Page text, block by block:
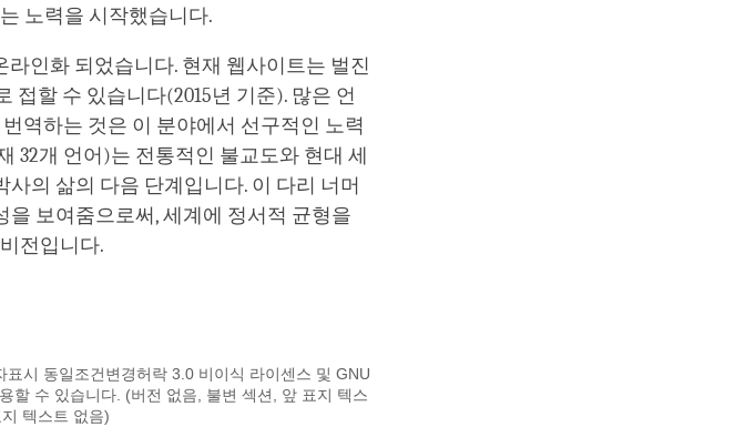
노력을 시작했습니다.
라인화 되었습니다. 현재 웹사이트는 벌진
접할 수 있습니다(2015년 기준). 많은 언
역하는 것은 이 분야에서 선구적인 노력
32개 언어)는 전통적인 불교도와 현대 세
의 삶의 다음 단계입니다. 이 다리 너머
보여줌으로써, 세계에 정서적 균형을
전입니다.
시 동일조건변경허락 3.0 비이식 라이센스 및 GNU
할 수 있습니다. (버전 없음, 불변 섹션, 앞 표지 텍스
텍스트 없음)